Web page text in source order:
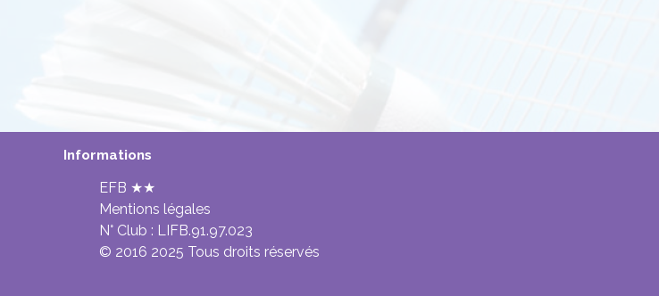
Informations
EFB ★★
Mentions légales
N° Club : LIFB.91.97.023
© 2016 2025 Tous droits réservés